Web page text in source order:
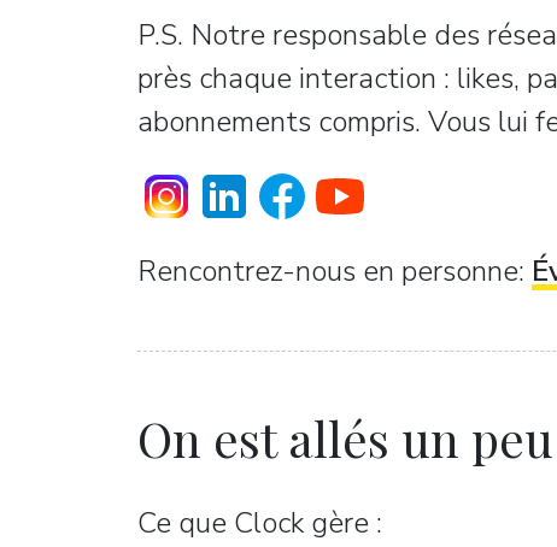
P.S. Notre responsable des
près chaque interaction : likes,
abonnements compris. Vous lui
Rencontrez-nous en personne:
On est allés un
Ce que Clock gère :